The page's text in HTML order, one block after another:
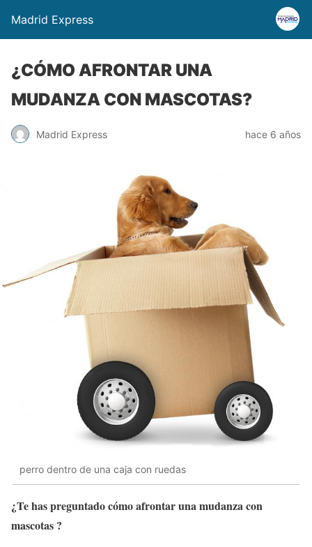
Madrid Express
¿CÓMO AFRONTAR UNA
MUDANZA CON MASCOTAS?
Madrid Express hace 6 años
perro dentro de una caja con ruedas
¿Te has preguntado cómo afrontar una mudanza con
mascotas ?